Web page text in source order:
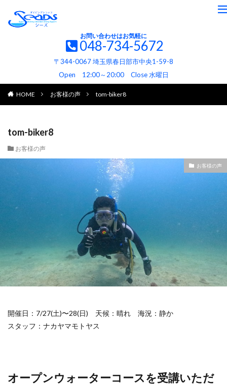
お問い合わせはお気軽に
048-734-5672
〒344-0067 埼玉県春日部市中央1-59-8
Open 12:00～20:00 Close 水曜日
HOME お客様の声 tom-biker8
tom-biker8
お客様の声
お客様の声
開催日：7/27(土)〜28(日) 天候：晴れ 海況：静か
スタッフ：ナカヤマモトヤス
オープンウォーターコースを受講いただ